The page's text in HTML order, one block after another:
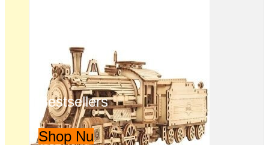
Bestsellers
Shop Nu